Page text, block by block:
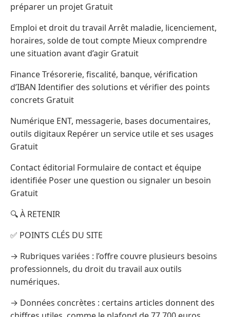
préparer un projet Gratuit
Emploi et droit du travail Arrêt maladie, licenciement,
horaires, solde de tout compte Mieux comprendre
une situation avant d’agir Gratuit
Finance Trésorerie, fiscalité, banque, vérification
d’IBAN Identifier des solutions et vérifier des points
concrets Gratuit
Numérique ENT, messagerie, bases documentaires,
outils digitaux Repérer un service utile et ses usages
Gratuit
Contact éditorial Formulaire de contact et équipe
identifiée Poser une question ou signaler un besoin
Gratuit
🔍 À RETENIR
✅ POINTS CLÉS DU SITE
→ Rubriques variées : l’offre couvre plusieurs besoins
professionnels, du droit du travail aux outils
numériques.
→ Données concrètes : certains articles donnent des